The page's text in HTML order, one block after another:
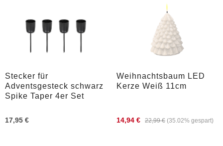
Stecker für
Adventsgesteck schwarz
Spike Taper 4er Set
17,95 €
Weihnachtsbaum LED
Kerze Weiß 11cm
14,94 € 22,99 € (35.02% gespart)